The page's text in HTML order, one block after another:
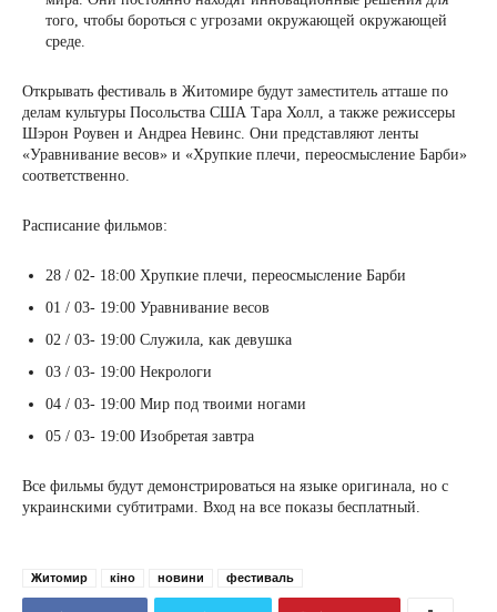
того, чтобы бороться с угрозами окружающей окружающей
среде.
Открывать фестиваль в Житомире будут заместитель атташе по
делам культуры Посольства США Тара Холл, а также режиссеры
Шэрон Роувен и Андреа Невинс. Они представляют ленты
«Уравнивание весов» и «Хрупкие плечи, переосмысление Барби»
соответственно.
Расписание фильмов:
28 / 02- 18:00 Хрупкие плечи, переосмысление Барби
01 / 03- 19:00 Уравнивание весов
02 / 03- 19:00 Служила, как девушка
03 / 03- 19:00 Некрологи
04 / 03- 19:00 Мир под твоими ногами
05 / 03- 19:00 Изобретая завтра
Все фильмы будут демонстрироваться на языке оригинала, но с
украинскими субтитрами. Вход на все показы бесплатный.
Житомир кіно новини фестиваль